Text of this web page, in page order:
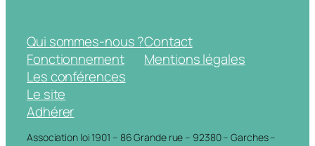
Qui sommes-nous ?
Fonctionnement
Les conférences
Le site
Adhérer
Contact
Mentions légales
Association loi 1901 – 86 Grande rue – 92380 – Garches –